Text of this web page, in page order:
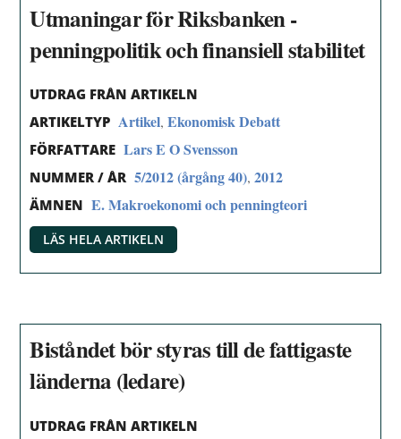
Utmaningar för Riksbanken -
penningpolitik och finansiell stabilitet
UTDRAG FRÅN ARTIKELN
ARTIKELTYP Artikel,Ekonomisk Debatt
FÖRFATTARE Lars E O Svensson
NUMMER / ÅR 5/2012 (årgång 40),2012
ÄMNEN E. Makroekonomi och penningteori
LÄS HELA ARTIKELN
Biståndet bör styras till de fattigaste
länderna (ledare)
UTDRAG FRÅN ARTIKELN